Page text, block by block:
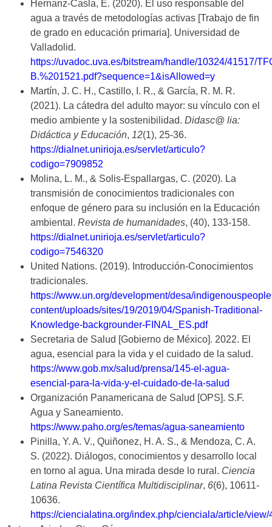
Hernanz-Casla, E. (2020). El uso responsable del
agua a través de metodologías activas [Trabajo de fin
de grado en educación primaria]. Universidad de
Valladolid.
https://uvadoc.uva.es/bitstream/handle/10324/41517/
B.%201521.pdf?sequence=1&isAllowed=y
Martín, J. C. H., Castillo, I. R., & García, R. M. R.
(2021). La cátedra del adulto mayor: su vínculo con el
medio ambiente y la sostenibilidad. Didasc@ lia:
Didáctica y Educación, 12(1), 25-36.
https://dialnet.unirioja.es/servlet/articulo?
codigo=7909852
Molina, L. M., & Solis-Espallargas, C. (2020). La
transmisión de conocimientos tradicionales con
enfoque de género para su inclusión en la Educación
ambiental. Revista de humanidades, (40), 133-158.
https://dialnet.unirioja.es/servlet/articulo?
codigo=7546320
United Nations. (2019). Introducción-Conocimientos
tradicionales.
https://www.un.org/development/desa/
content/uploads/sites/19/2019/04/Spanish-Traditional-
Knowledge-backgrounder-FINAL_ES.pdf
Secretaria de Salud [Gobierno de México]. 2022. El
agua, esencial para la vida y el cuidado de la salud.
https://www.gob.mx/salud/prensa/145-el-agua-
esencial-para-la-vida-y-el-cuidado-de-la-salud
Organización Panamericana de Salud [OPS]. S.F.
Agua y Saneamiento.
https://www.paho.org/es/temas/agua-saneamiento
Pinilla, Y. A. V., Quiñonez, H. A. S., & Mendoza, C. A.
S. (2022). Diálogos, conocimientos y desarrollo local
en torno al agua. Una mirada desde lo rural. Ciencia
Latina Revista Científica Multidisciplinar, 6(6), 10611-
10636.
https://ciencialatina.org/index.php/cienciala/article/view/